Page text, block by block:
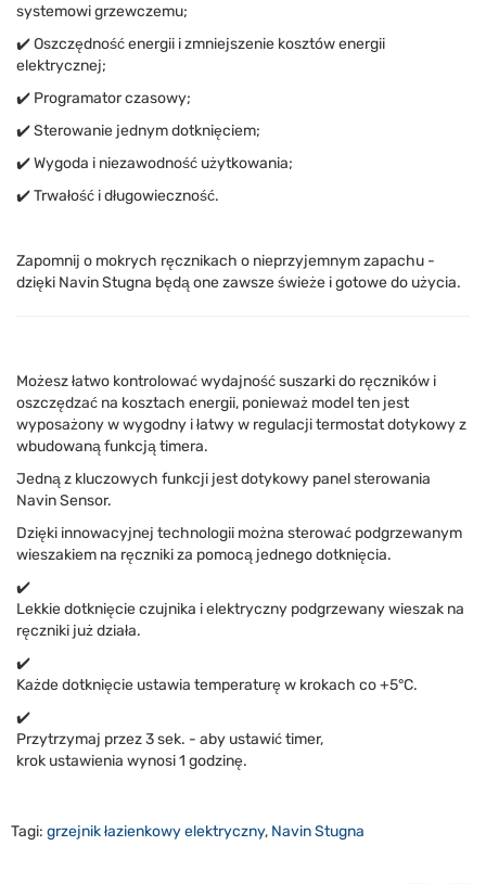
systemowi grzewczemu;
✔️ Oszczędność energii i zmniejszenie kosztów energii
elektrycznej;
✔️ Programator czasowy;
✔️ Sterowanie jednym dotknięciem;
✔️ Wygoda i niezawodność użytkowania;
✔️ Trwałość i długowieczność.
Zapomnij o mokrych ręcznikach o nieprzyjemnym zapachu -
dzięki Navin Stugna będą one zawsze świeże i gotowe do użycia.
Możesz łatwo kontrolować wydajność suszarki do ręczników i
oszczędzać na kosztach energii, ponieważ model ten jest
wyposażony w wygodny i łatwy w regulacji termostat dotykowy z
wbudowaną funkcją timera.
Jedną z kluczowych funkcji jest dotykowy panel sterowania
Navin Sensor.
Dzięki innowacyjnej technologii można sterować podgrzewanym
wieszakiem na ręczniki za pomocą jednego dotknięcia.
✔️
Lekkie dotknięcie czujnika i elektryczny podgrzewany wieszak na
ręczniki już działa.
✔️​
Każde dotknięcie ustawia temperaturę w krokach co +5°C.
✔️​
Przytrzymaj przez 3 sek. - aby ustawić timer,
krok ustawienia wynosi 1 godzinę.
Tagi: grzejnik łazienkowy elektryczny, Navin Stugna